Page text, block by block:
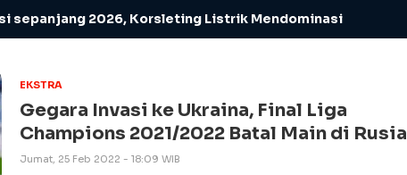
sepanjang 2026, Korsleting Listrik Mendominasi
EKSTRA
Gegara Invasi ke Ukraina, Final Liga
Champions 2021/2022 Batal Main di Rusia
Jumat, 25 Feb 2022 - 18:09 WIB